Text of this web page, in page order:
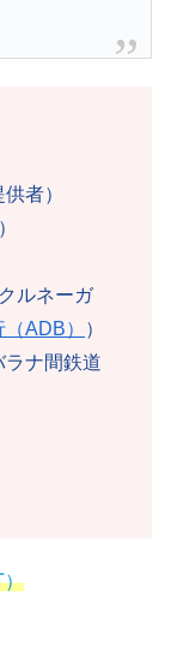
者）
）
ルネーガ
ADB）
）
ラナ間鉄道
）